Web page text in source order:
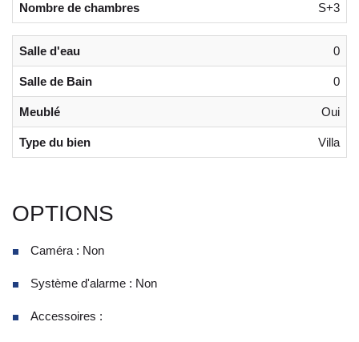
Nombre de chambres S+3
Salle d'eau 0
Salle de Bain 0
Meublé Oui
Type du bien Villa
OPTIONS
Caméra : Non
Système d'alarme : Non
Accessoires :